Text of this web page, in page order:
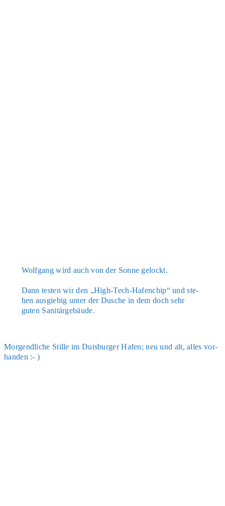
Wolf­gang wird auch von der Son­ne gelockt.
Dann tes­ten wir den „High-Tech-Hafen­chip“ und ste­
hen aus­gie­big unter der Dusche in dem doch sehr
guten Sani­tär­ge­bäu­de.
Mor­gend­li­che Stil­le im Duis­bur­ger Hafen; neu und alt, alles vor­
han­den :- )